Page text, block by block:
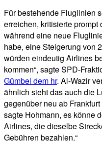
Für bestehende Fluglinien
erreichen, kritisierte
während eine neue
habe, eine Steigerung von
würden eindeutig Airlines
kommen“, sagte SPD-
Gümbel dem hr. Al-Wazir
ähnlich sieht das auch die
gegenüber neu ab
sagte Hohmann, es könne
Airlines, die dieselbe
Gebühren bezahlen.“